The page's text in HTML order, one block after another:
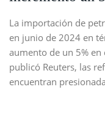
La importación de
en junio de 2024 en
aumento de un 5% en
publicó Reuters, las
encuentran